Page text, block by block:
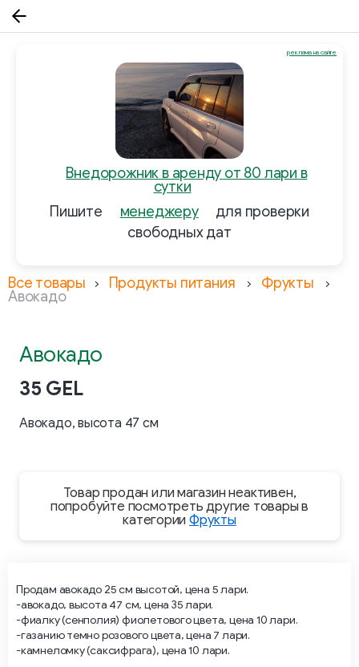
Внедорожник в аренду от 80 лари в
сутки
Пишите
менеджеру
для проверки
свободных дат
реклама на сайте
Все товары Продукты питания Фрукты
Авокадо
Авокадо
35 GEL
Авокадо, высота 47 см
Товар продан или магазин неактивен,
попробуйте посмотреть другие товары в
категорииФрукты
Продам авокадо 25 см высотой, цена 5 лари.
-авокадо, высота 47 см, цена 35 лари.
-фиалку (сенполия) фиолетового цвета, цена 10 лари.
-газанию темно розового цвета, цена 7 лари.
-камнеломку (саксифрага), цена 10 лари.